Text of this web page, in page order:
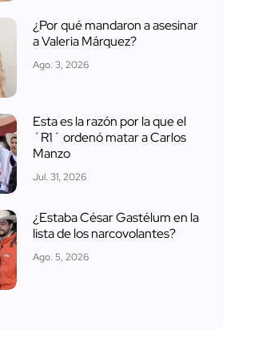
¿Por qué mandaron a asesinar
a Valeria Márquez?
Ago. 3, 2026
Esta es la razón por la que el
´R1´ ordenó matar a Carlos
Manzo
Jul. 31, 2026
¿Estaba César Gastélum en la
lista de los narcovolantes?
Ago. 5, 2026